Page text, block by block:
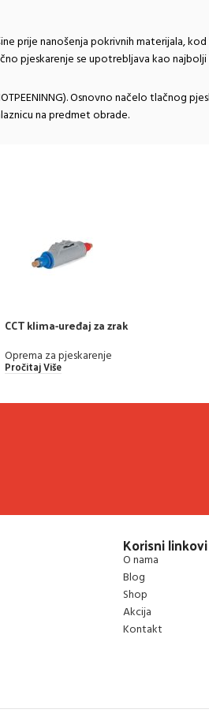
prije nanošenja pokrivnih materijala,
pjeskarenje se upotrebljava kao
Osnovno načelo tlačnog
na predmet obrade.
CCT klima-uređaj za zrak
Oprema za pjeskarenje
Pročitaj Više
Korisni linkovi
O nama
Blog
Shop
Akcija
Kontakt